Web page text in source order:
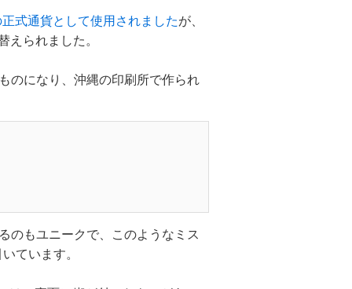
式通貨として使用されましたが、
えられました。
のになり、沖縄の印刷所で作られ
のもユニークで、このようなミス
ています。